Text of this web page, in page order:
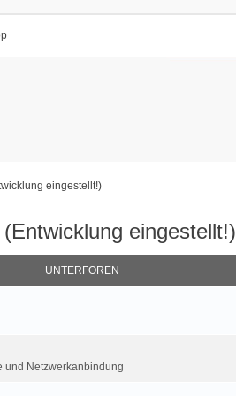
eingestellt!)
eingestellt!)
UNTERFOREN
und Netzwerkanbindung